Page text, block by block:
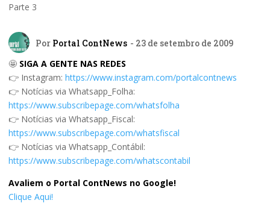
Parte 3
Por Portal ContNews - 23 de setembro de 2009
🤩 SIGA A GENTE NAS REDES
👉 Instagram: https://www.instagram.com/portalcontnews
👉 Notícias via Whatsapp_Folha:
https://www.subscribepage.com/whatsfolha
👉 Notícias via Whatsapp_Fiscal:
https://www.subscribepage.com/whatsfiscal
👉 Notícias via Whatsapp_Contábil:
https://www.subscribepage.com/whatscontabil
Avaliem o Portal ContNews no Google!
Clique Aqui!